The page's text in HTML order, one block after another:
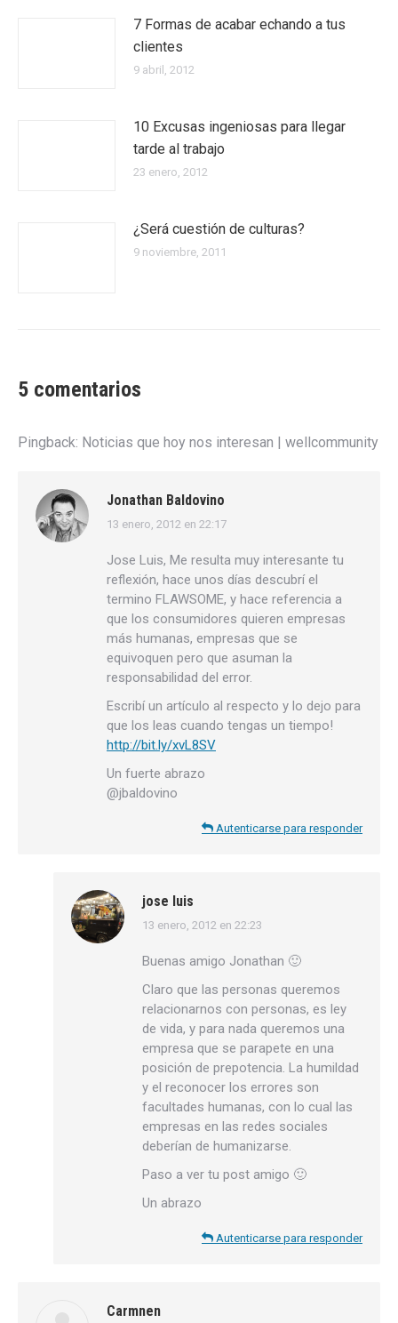
7 Formas de acabar echando a tus
clientes
9 abril, 2012
10 Excusas ingeniosas para llegar
tarde al trabajo
23 enero, 2012
¿Será cuestión de culturas?
9 noviembre, 2011
5 comentarios
Pingback: Noticias que hoy nos interesan | wellcommunity
Jonathan Baldovino
dice:
13 enero, 2012 en 22:17
Jose Luis, Me resulta muy interesante tu
reflexión, hace unos días descubrí el
termino FLAWSOME, y hace referencia a
que los consumidores quieren empresas
más humanas, empresas que se
equivoquen pero que asuman la
responsabilidad del error.
Escribí un artículo al respecto y lo dejo para
que los leas cuando tengas un tiempo!
http://bit.ly/xvL8SV
Un fuerte abrazo
@jbaldovino
Autenticarse para responder
jose luis
dice:
13 enero, 2012 en 22:23
Buenas amigo Jonathan 🙂
Claro que las personas queremos
relacionarnos con personas, es ley
de vida, y para nada queremos una
empresa que se parapete en una
posición de prepotencia. La humildad
y el reconocer los errores son
facultades humanas, con lo cual las
empresas en las redes sociales
deberían de humanizarse.
Paso a ver tu post amigo 🙂
Un abrazo
Autenticarse para responder
Carmnen